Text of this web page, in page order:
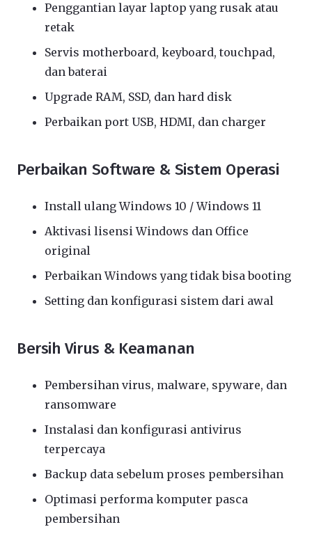
Penggantian layar laptop yang rusak atau
retak
Servis motherboard, keyboard, touchpad,
dan baterai
Upgrade RAM, SSD, dan hard disk
Perbaikan port USB, HDMI, dan charger
Perbaikan Software & Sistem Operasi
Install ulang Windows 10 / Windows 11
Aktivasi lisensi Windows dan Office
original
Perbaikan Windows yang tidak bisa booting
Setting dan konfigurasi sistem dari awal
Bersih Virus & Keamanan
Pembersihan virus, malware, spyware, dan
ransomware
Instalasi dan konfigurasi antivirus
terpercaya
Backup data sebelum proses pembersihan
Optimasi performa komputer pasca
pembersihan